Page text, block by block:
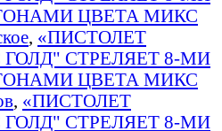
ЦВЕТА МИКС
, «ПИСТОЛЕТ
СТРЕЛЯЕТ 8-МИ
ЦВЕТА МИКС
, «ПИСТОЛЕТ
СТРЕЛЯЕТ 8-МИ